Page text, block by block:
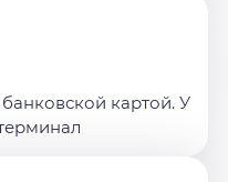
картой. У